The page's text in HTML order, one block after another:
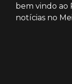
bem vindo ao
notícias no